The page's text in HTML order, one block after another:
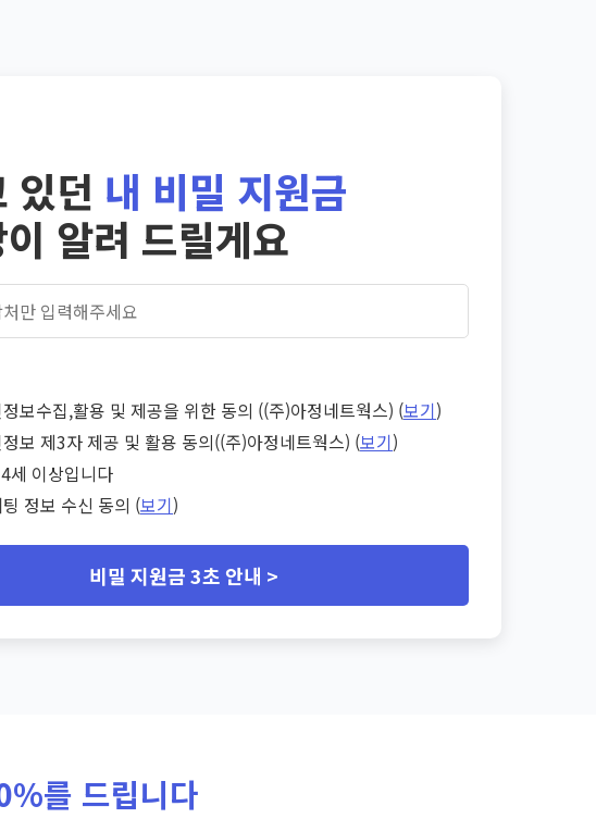
있던 내 비밀 지원금
알려 드릴게요
보수집,활용 및 제공을 위한 동의 ((주)아정네트웍스) (보기)
보 제3자 제공 및 활용 동의((주)아정네트웍스) (보기)
세 이상입니다
정보 수신 동의 (보기)
비밀 지원금 3초 안내 >
를 드립니다